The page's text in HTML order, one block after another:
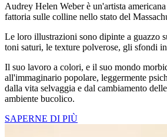
Audrey Helen Weber è un'artista
fattoria sulle colline nello stato del
Le loro illustrazioni sono dipinte a guazzo
toni saturi, le texture polverose, gli sfondi
Il suo lavoro a colori, e il suo mondo
all'immaginario popolare, leggermente
dalla vita selvaggia e dal cambiamento
ambiente bucolico.
SAPERNE DI PIÙ